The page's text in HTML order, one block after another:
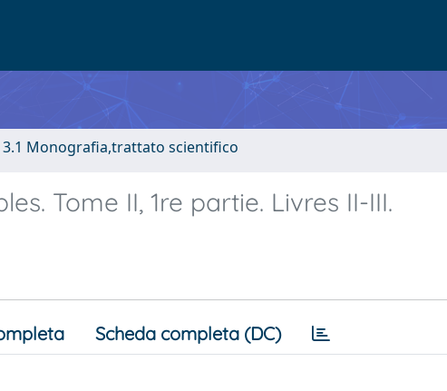
3.1 Monografia,trattato scientifico
Tome II, 1re partie. Livres II-III.
Scheda completa (DC)